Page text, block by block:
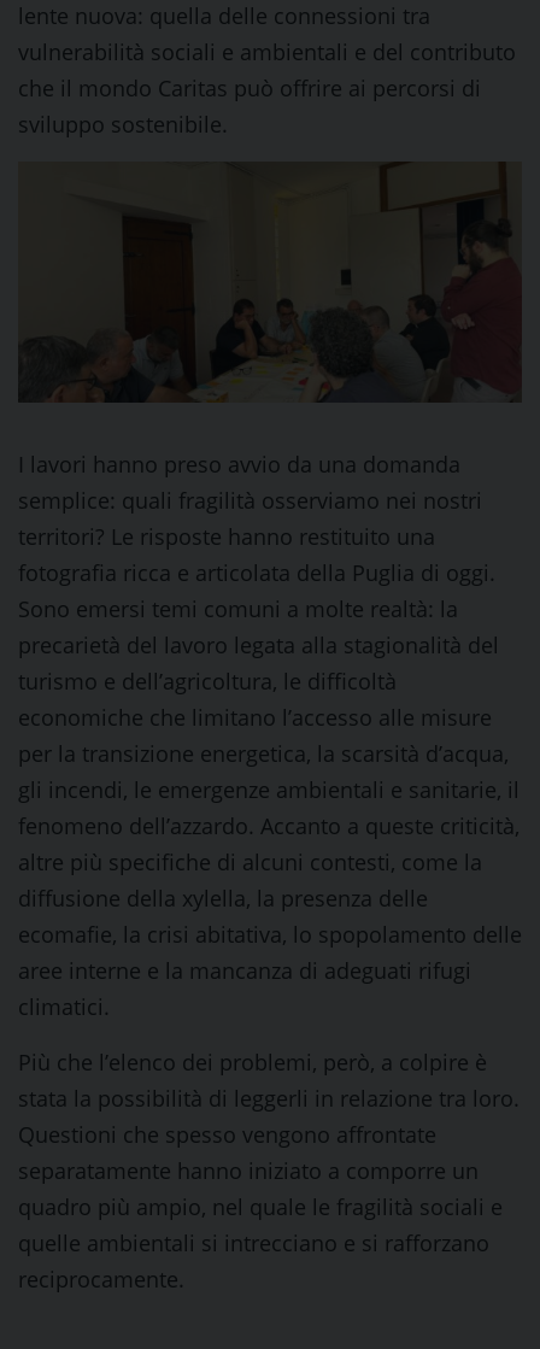
lente nuova: quella delle connessioni tra
vulnerabilità sociali e ambientali e del contributo
che il mondo Caritas può offrire ai percorsi di
sviluppo sostenibile.
I lavori hanno preso avvio da una domanda
semplice: quali fragilità osserviamo nei nostri
territori? Le risposte hanno restituito una
fotografia ricca e articolata della Puglia di oggi.
Sono emersi temi comuni a molte realtà: la
precarietà del lavoro legata alla stagionalità del
turismo e dell’agricoltura, le difficoltà
economiche che limitano l’accesso alle misure
per la transizione energetica, la scarsità d’acqua,
gli incendi, le emergenze ambientali e sanitarie, il
fenomeno dell’azzardo. Accanto a queste criticità,
altre più specifiche di alcuni contesti, come la
diffusione della xylella, la presenza delle
ecomafie, la crisi abitativa, lo spopolamento delle
aree interne e la mancanza di adeguati rifugi
climatici.
Più che l’elenco dei problemi, però, a colpire è
stata la possibilità di leggerli in relazione tra loro.
Questioni che spesso vengono affrontate
separatamente hanno iniziato a comporre un
quadro più ampio, nel quale le fragilità sociali e
quelle ambientali si intrecciano e si rafforzano
reciprocamente.